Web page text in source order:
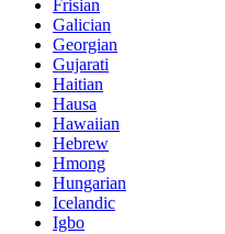
Frisian
Galician
Georgian
Gujarati
Haitian
Hausa
Hawaiian
Hebrew
Hmong
Hungarian
Icelandic
Igbo